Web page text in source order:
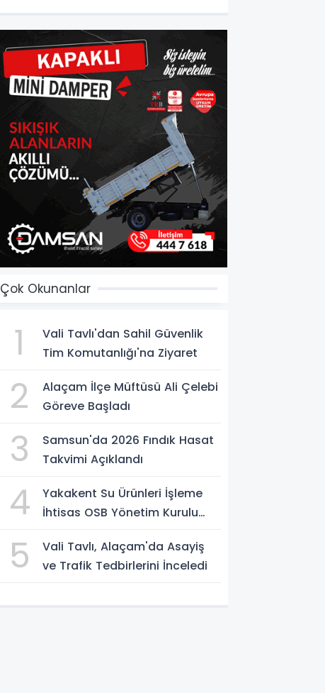
Çok Okunanlar
1
Vali Tavlı'dan Sahil Güvenlik
Tim Komutanlığı'na Ziyaret
2
Alaçam İlçe Müftüsü Ali Çelebi
Göreve Başladı
3
Samsun'da 2026 Fındık Hasat
Takvimi Açıklandı
4
Yakakent Su Ürünleri İşleme
İhtisas OSB Yönetim Kurulu
5
Vali Tavlı, Alaçam'da Asayiş
ve Trafik Tedbirlerini İnceledi